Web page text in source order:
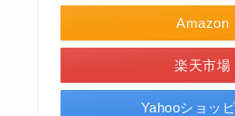
Amazon
楽天市場
Yahooショッ